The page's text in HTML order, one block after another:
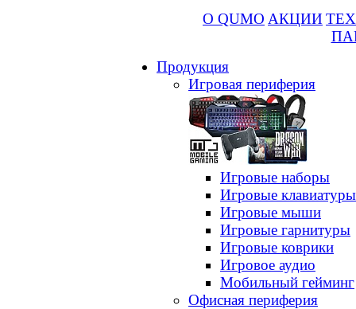
О QUMO АКЦИИ
Продукция
Игровая периферия
Игровые наборы
Игровые клавиатуры
Игровые мыши
Игровые гарнитуры
Игровые коврики
Игровое аудио
Мобильный гейминг
Офисная периферия